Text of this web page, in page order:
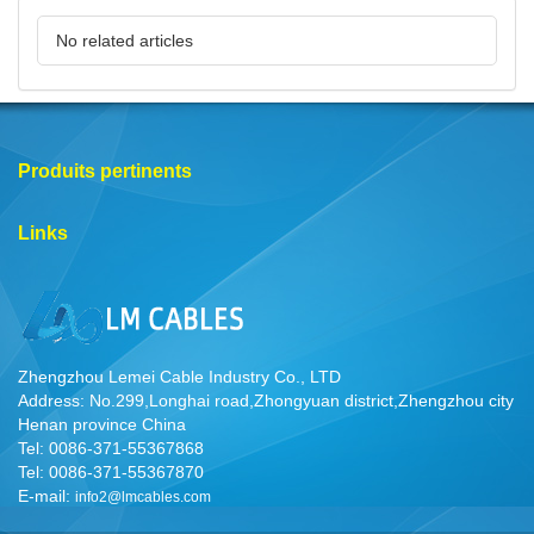
No related articles
Produits pertinents
Links
Zhengzhou Lemei Cable Industry Co., LTD
Address: No.299,Longhai road,Zhongyuan district,Zhengzhou city
Henan province China
Tel: 0086-371-55367868
Tel: 0086-371-55367870
E-mail: info2@lmcables.com